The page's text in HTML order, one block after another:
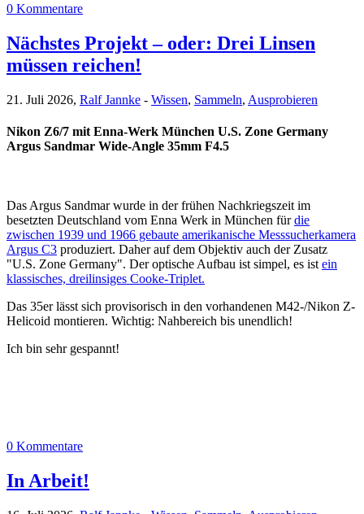
0 Kommentare
Nächstes Projekt – oder: Drei Linsen
müssen reichen!
21. Juli 2026, Ralf Jannke - Wissen, Sammeln, Ausprobieren
Nikon Z6/7 mit Enna-Werk München U.S. Zone Germany
Argus Sandmar Wide-Angle 35mm F4.5
Das Argus Sandmar wurde in der frühen Nachkriegszeit im
besetzten Deutschland vom Enna Werk in München fürdie
zwischen 1939 und 1966 gebaute amerikanische Messsucherkamera
Argus C3 produziert. Daher auf dem Objektiv auch der Zusatz
"U.S. Zone Germany". Der optische Aufbau ist simpel, es ist ein
klassisches, dreilinsiges Cooke-Triplet.
Das 35er lässt sich provisorisch in den vorhandenen M42-/Nikon Z-
Helicoid montieren. Wichtig: Nahbereich bis unendlich!
Ich bin sehr gespannt!
0 Kommentare
In Arbeit!